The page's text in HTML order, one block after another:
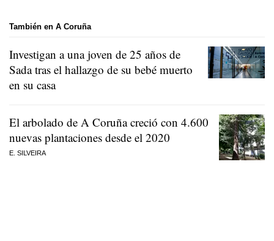
También en A Coruña
Investigan a una joven de 25 años de
Sada tras el hallazgo de su bebé muerto
en su casa
El arbolado de A Coruña creció con 4.600
nuevas plantaciones desde el 2020
E. SILVEIRA